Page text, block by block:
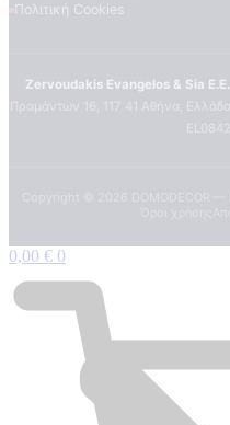
Πολιτική Cookies
Zervoudakis Evangelos & Sia E.E.
0,00 € 0